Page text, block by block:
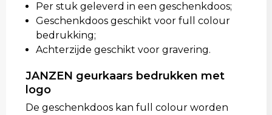
Per stuk geleverd in een geschenkdoos;
Geschenkdoos geschikt voor full colour
bedrukking;
Achterzijde geschikt voor gravering.
JANZEN geurkaars bedrukken met
logo
De geschenkdoos kan full colour worden